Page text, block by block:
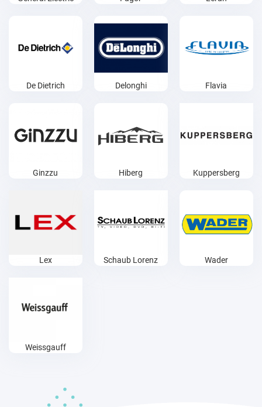
De Dietrich Delonghi Flavia
Ginzzu Hiberg Kuppersberg
Lex Schaub Lorenz Wader
Weissgauff